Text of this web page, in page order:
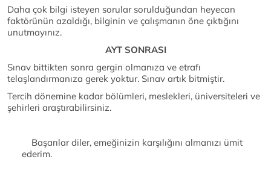
Daha çok bilgi isteyen sorular sorulduğundan heyecan
faktörünün azaldığı, bilginin ve çalışmanın öne çıktığını
unutmayınız.
AYT SONRASI
Sınav bittikten sonra gergin olmanıza ve etrafı
telaşlandırmanıza gerek yoktur. Sınav artık bitmiştir.
Tercih dönemine kadar bölümleri, meslekleri, üniversiteleri ve
şehirleri araştırabilirsiniz.
Başarılar diler, emeğinizin karşılığını almanızı ümit
ederim.